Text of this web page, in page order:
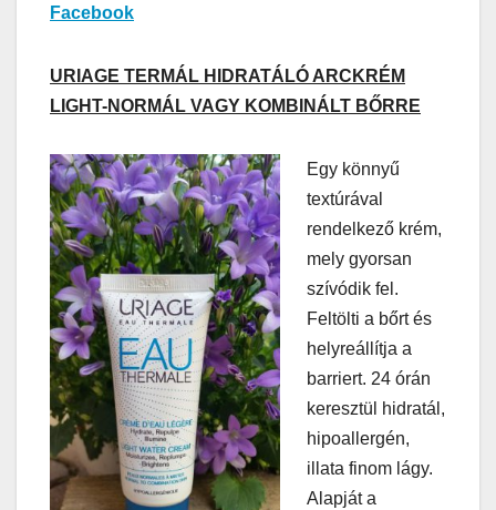
Facebook
URIAGE TERMÁL HIDRATÁLÓ ARCKRÉM
LIGHT-NORMÁL VAGY KOMBINÁLT BŐRRE
Egy könnyű
textúrával
rendelkező krém,
mely gyorsan
szívódik fel.
Feltölti a bőrt és
helyreállítja a
barriert. 24 órán
keresztül hidratál,
hipoallergén,
illata finom lágy.
Alapját a